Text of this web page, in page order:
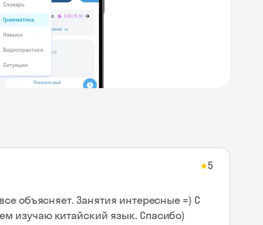
★5
объясняет. Занятия интересные =) С
изучаю китайский язык. Спасибо)